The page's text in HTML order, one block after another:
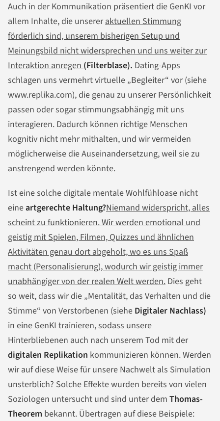
Auch in der Kommunikation präsentiert die GenKI vor
allem Inhalte, die unsereraktuellen Stimmung
förderlich sind, unserem bisherigen Setup und
Meinungsbild nicht widersprechen und uns weiter zur
Interaktion anregen(Filterblase). Dating-Apps
schlagen uns vermehrt virtuelle „Begleiter“ vor (siehe
www.replika.com), die genau zu unserer Persönlichkeit
passen oder sogar stimmungsabhängig mit uns
interagieren. Dadurch können richtige Menschen
kognitiv nicht mehr mithalten, und wir vermeiden
möglicherweise die Auseinandersetzung, weil sie zu
anstrengend werden könnte.
Ist eine solche digitale mentale Wohlfühloase nicht
eineartgerechte Haltung?Niemand widerspricht, alles
scheint zu funktionieren. Wir werden emotional und
geistig mit Spielen, Filmen, Quizzes und ähnlichen
Aktivitäten genau dort abgeholt, wo es uns Spaß
macht (Personalisierung), wodurch wir geistig immer
unabhängiger von der realen Welt werden. Dies geht
so weit, dass wir die „Mentalität, das Verhalten und die
Stimme“ von Verstorbenen (siehe Digitaler Nachlass)
in eine GenKI trainieren, sodass unsere
Hinterbliebenen auch nach unserem Tod mit der
digitalen Replikation kommunizieren können. Werden
wir auf diese Weise für unsere Nachwelt als Simulation
unsterblich? Solche Effekte wurden bereits von vielen
Soziologen untersucht und sind unter dem Thomas-
Theorem bekannt. Übertragen auf diese Beispiele: